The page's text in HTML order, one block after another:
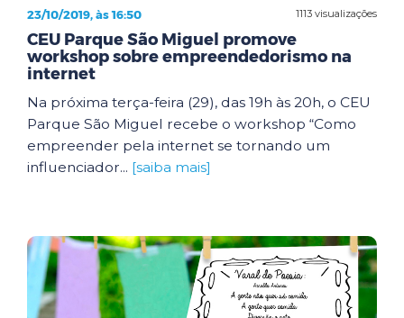
1113 visualizações
23/10/2019, às 16:50
CEU Parque São Miguel promove
workshop sobre empreendedorismo na
internet
Na próxima terça-feira (29), das 19h às 20h, o CEU
Parque São Miguel recebe o workshop “Como
empreender pela internet se tornando um
influenciador... [saiba mais]